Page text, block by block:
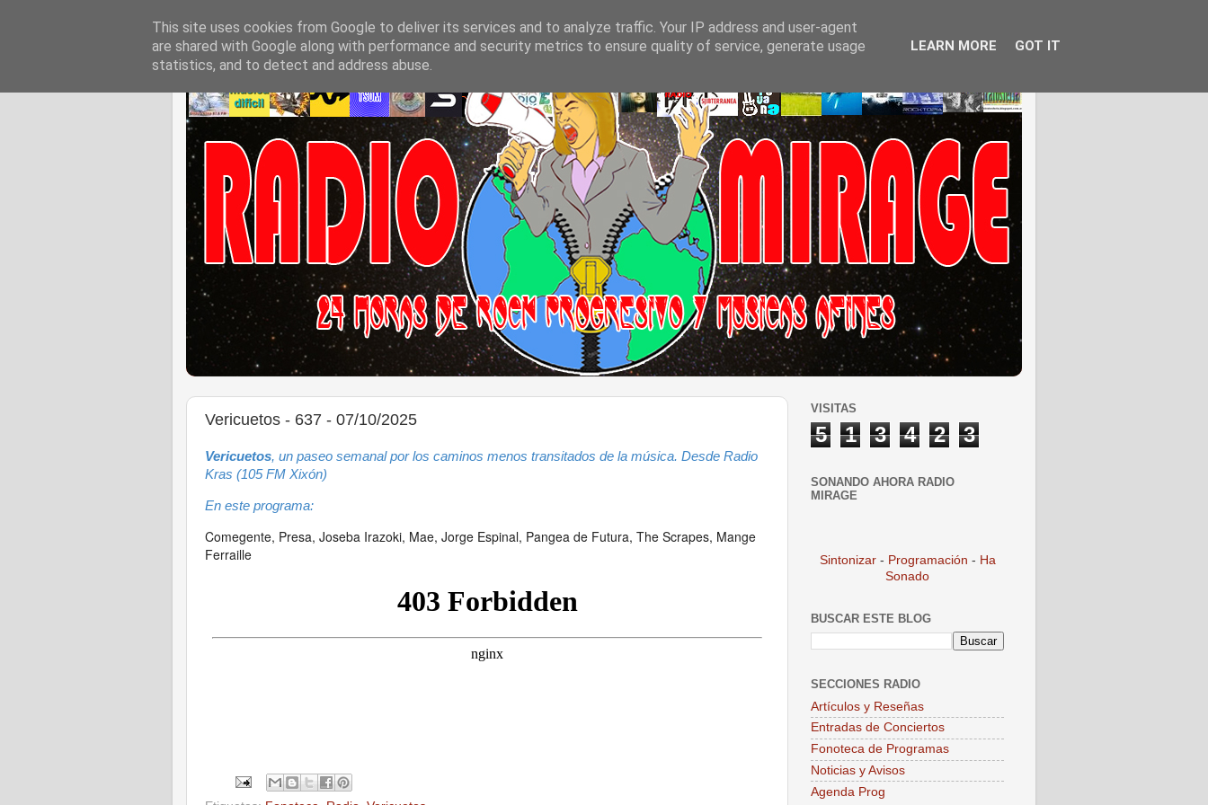
Vericuetos - 637 - 07/10/2025
Vericuetos, un paseo semanal por los caminos menos transitados de la música. Desde Radio
Kras (105 FM Xixón)
En este programa:
Comegente, Presa, Joseba Irazoki, Mae, Jorge Espinal, Pangea de Futura, The Scrapes, Mange
Ferraille
VISITAS
5 1 3 4 2 3
SONANDO AHORA RADIO
MIRAGE
Sintonizar - Programación - Ha
Sonado
BUSCAR ESTE BLOG
SECCIONES RADIO
Artículos y Reseñas
Entradas de Conciertos
Fonoteca de Programas
Noticias y Avisos
Agenda Prog
This site uses cookies from Google to deliver its services and to analyze traffic. Your IP address and user-agent
are shared with Google along with performance and security metrics to ensure quality of service, generate usage
statistics, and to detect and address abuse.
LEARN MORE GOT IT